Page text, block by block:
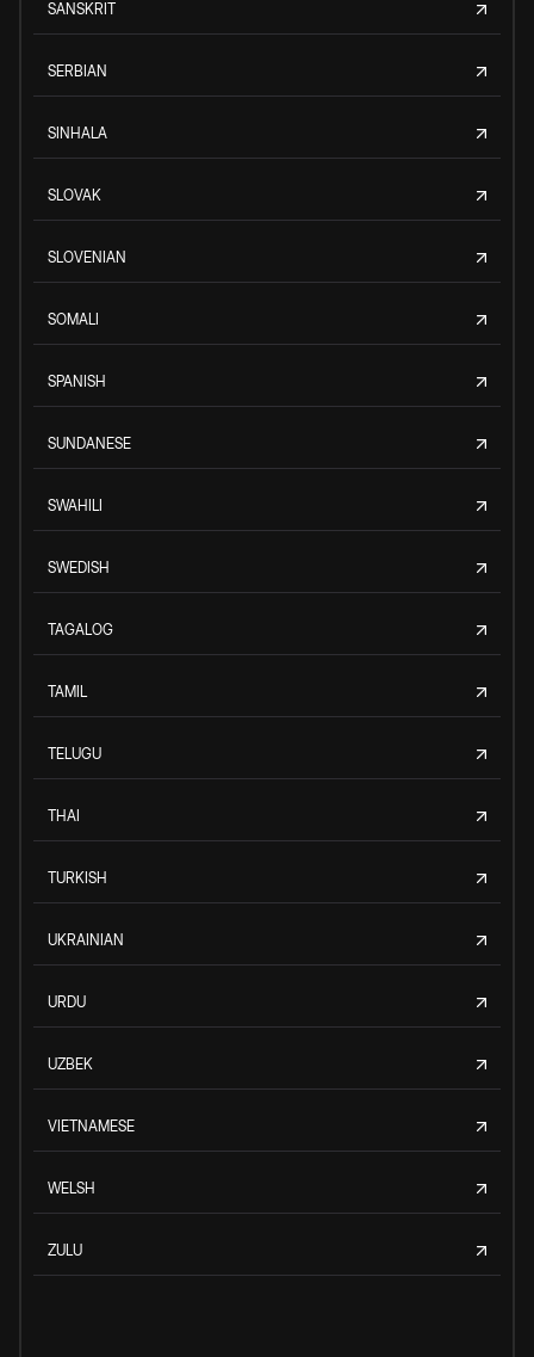
SANSKRIT
SERBIAN
SINHALA
SLOVAK
SLOVENIAN
SOMALI
SPANISH
SUNDANESE
SWAHILI
SWEDISH
TAGALOG
TAMIL
TELUGU
THAI
TURKISH
UKRAINIAN
URDU
UZBEK
VIETNAMESE
WELSH
ZULU